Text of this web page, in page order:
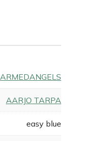
ARMEDANGELS
AARJO TARPA
easy blue